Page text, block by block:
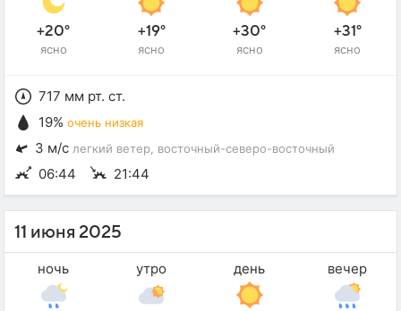
+20°
ясно
+19°
ясно
+30°
ясно
+31°
ясно
717 мм рт. ст.
19% очень низкая
3 м/с легкий ветер , восточный-северо-восточный
06:44 21:44
11 июня 2025
ночь утро день вечер